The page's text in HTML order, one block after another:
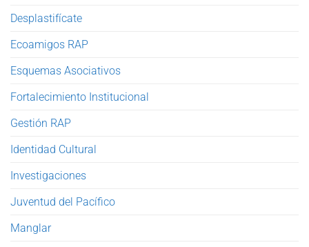
Desplastifícate
Ecoamigos RAP
Esquemas Asociativos
Fortalecimiento Institucional
Gestión RAP
Identidad Cultural
Investigaciones
Juventud del Pacífico
Manglar